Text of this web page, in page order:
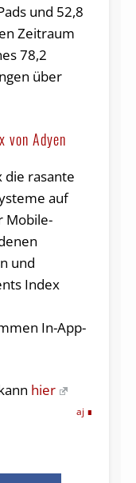
und 52,8
Zeitraum
78,2
über
von Adyen
die rasante
auf
Mobile-
und
Index
In-App-
hier
aj